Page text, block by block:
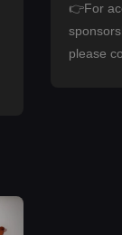
👉For
please